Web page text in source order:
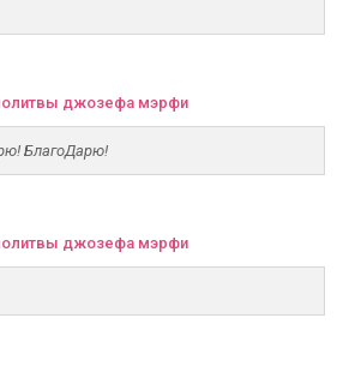
джозефа мэрфи
БлагоДарю!
джозефа мэрфи